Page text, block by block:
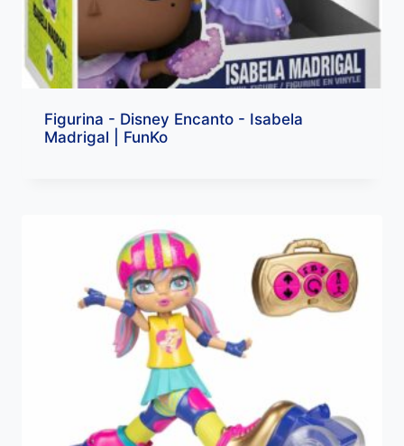
Figurina - Disney Encanto - Isabela
Madrigal | FunKo